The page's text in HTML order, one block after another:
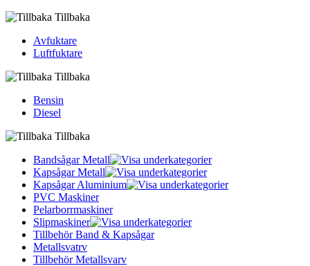
Tillbaka
Avfuktare
Luftfuktare
Tillbaka
Bensin
Diesel
Tillbaka
Bandsågar Metall
Kapsågar Metall
Kapsågar Aluminium
PVC Maskiner
Pelarborrmaskiner
Slipmaskiner
Tillbehör Band & Kapsågar
Metallsvatrv
Tillbehör Metallsvarv